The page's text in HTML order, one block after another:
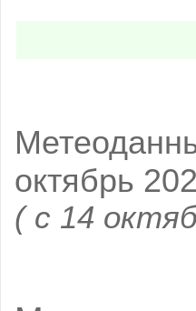
октябрь
( с 14